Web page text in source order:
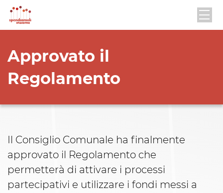
Approvato il
Regolamento
Il Consiglio Comunale ha finalmente
approvato il Regolamento che
permetterà di attivare i processi
partecipativi e utilizzare i fondi messi a